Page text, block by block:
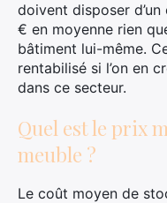
doivent disposer
€ en moyenne rien
bâtiment lui-même.
rentabilisé si l’on en
dans ce secteur.
Quel est le prix
meuble ?
Le coût moyen de